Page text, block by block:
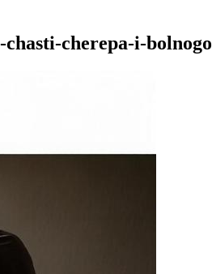
cherepa-i-